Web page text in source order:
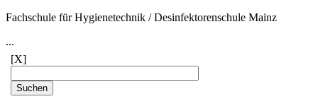
Fachschule für Hygienetechnik / Desinfektorenschule Mainz
...
[X]